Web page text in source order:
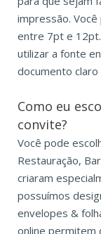
impressão.
entre 7pt e
utilizar a fonte
documento
Como eu
convite?
Você pode
Restauração,
criaram
possuímos
envelopes &
online permitem